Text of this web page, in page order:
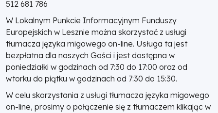
512 681 786
W Lokalnym Punkcie Informacyjnym Funduszy
Europejskich w Lesznie można skorzystać z usługi
tłumacza języka migowego on-line. Usługa ta jest
bezpłatna dla naszych Gości i jest dostępna w
poniedziałki w godzinach od 7:30 do 17:00 oraz od
wtorku do piątku w godzinach od 7:30 do 15:30.
W celu skorzystania z usługi tłumacza języka migowego
on-line, prosimy o połączenie się z tłumaczem klikając w